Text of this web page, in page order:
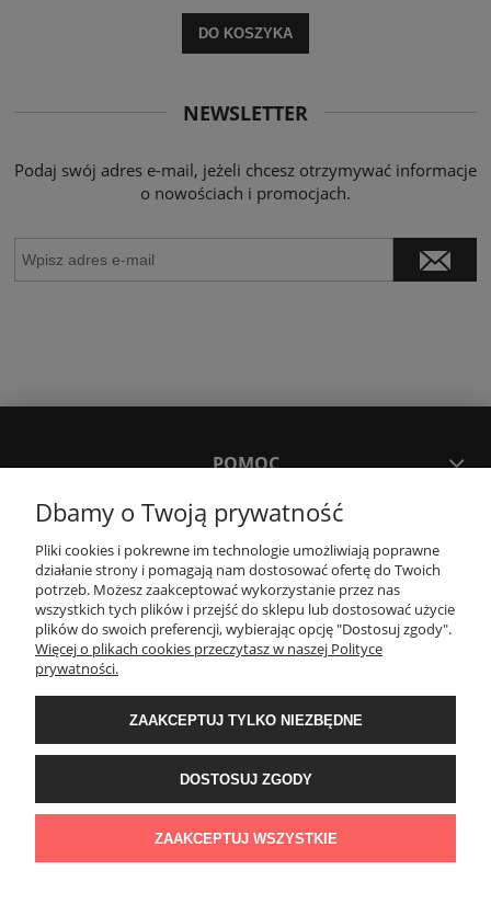
DO KOSZYKA
NEWSLETTER
Podaj swój adres e-mail, jeżeli chcesz otrzymywać informacje
o nowościach i promocjach.
POMOC
MOJE KONTO
PŁATNOŚCI I DOSTAWA
KONTAKT
Wyposażenie łazienek Łazienki.eco | Pawła 23, 41-708 Ruda Śląska | E-mail:
sklep@lazienki.eco | Tel.: 600 012 164 lub 600 012 159 | TGS Przemysław
Stoń | NIP: 6312213594 | REGON: 276403698
Dbamy o Twoją prywatność
Pliki cookies i pokrewne im technologie umożliwiają poprawne
działanie strony i pomagają nam dostosować ofertę do Twoich
potrzeb. Możesz zaakceptować wykorzystanie przez nas
wszystkich tych plików i przejść do sklepu lub dostosować użycie
plików do swoich preferencji, wybierając opcję "Dostosuj zgody".
Więcej o plikach cookies przeczytasz w naszej Polityce
prywatności.
ZAAKCEPTUJ TYLKO NIEZBĘDNE
DOSTOSUJ ZGODY
ZAAKCEPTUJ WSZYSTKIE